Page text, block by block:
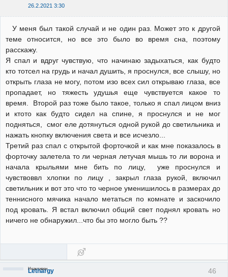
26.2.2021 3:30
У меня был такой случай и не один раз. Может это к другой
теме относится, но все это было во время сна, поэтому
расскажу.
Я спал и вдруг чувствую, что начинаю задыхаться, как будто
кто тотсел на грудь и начал душить, я проснулся, все слышу, но
открыть глаза не могу, потом изо всех сил открываю глаза, все
пропадает, но тяжесть удушья еще чувствуется какое то
время. Второй раз тоже было такое, только я спал лицом вниз
и ктото как будто сидел на спине, я проснулся и не мог
подняться, смог еле дотянуться одной рукой до светильника и
нажать кнопку включения света и все исчезло...
Третий раз спал с открытой форточкой и как мне показалось в
форточку залетела то ли черная летучая мышь то ли ворона и
начала крыльями мне бить по лицу, уже проснулся и
чувствоввл хлопки по лицу , закрыл глаза рукой, включил
светильник и вот это что то черное уменишилось в размерах до
теннисного мячика начало метаться по комнате и заскочило
под кровать. Я встал включил общий свет поднял кровать но
ничего не обнаружил...что бы это могло быть ??
46
Lethargy
Неактивен